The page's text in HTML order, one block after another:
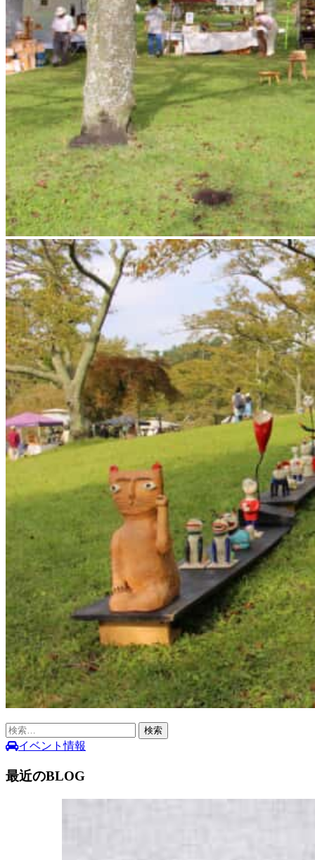
検
索:イベント情報
最近のBLOG